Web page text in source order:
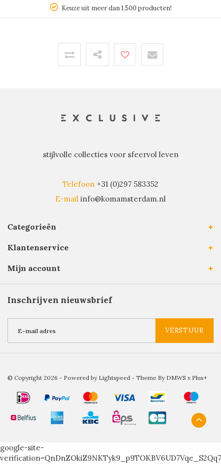
Keuze uit meer dan 1.500 producten!
stijlvolle collecties voor sfeervol leven
Telefoon +31 (0)297 583352
E-mail info@komamsterdam.nl
Categorieën
Klantenservice
Mijn account
Inschrijven nieuwsbrief
VERSTUUR
© Copyright 2026 - Powered by Lightspeed - Theme By DMWS x Plus+
google-site-